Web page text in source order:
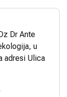
Dr Ante
u
adresi Ulica